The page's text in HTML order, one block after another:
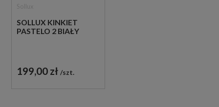
SOLLUX KINKIET
PASTELO 2 BIAŁY
199,00 zł szt.